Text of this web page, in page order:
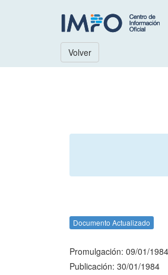
Volver
Documento Actualizado
Promulgación: 09/01/1984
Publicación: 30/01/1984